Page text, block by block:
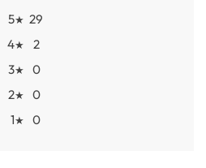
5★ 29
4★
2
3★
0
2★
0
1★ 0